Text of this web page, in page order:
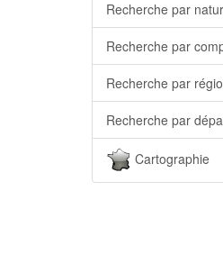
Recherche par
Recherche par
Recherche par
Recherche par
Cartographie